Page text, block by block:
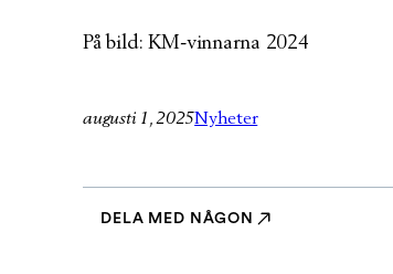
På bild: KM-vinnarna 2024
augusti 1, 2025Nyheter
DELA MED NÅGON